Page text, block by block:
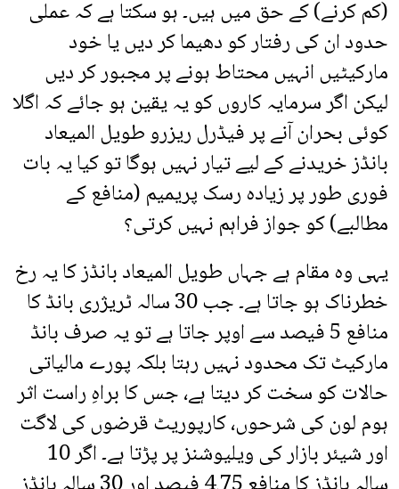
(کم کرنے) کے حق میں ہیں۔ ہو سکتا ہے کہ عملی
حدود ان کی رفتار کو دھیما کر دیں یا خود
مارکیٹیں انہیں محتاط ہونے پر مجبور کر دیں
لیکن اگر سرمایہ کاروں کو یہ یقین ہو جائے کہ اگلا
کوئی بحران آنے پر فیڈرل ریزرو طویل المیعاد
بانڈز خریدنے کے لیے تیار نہیں ہوگا تو کیا یہ بات
فوری طور پر زیادہ رسک پریمیم (منافع کے
مطالبے) کو جواز فراہم نہیں کرتی؟
یہی وہ مقام ہے جہاں طویل المیعاد بانڈز کا یہ رخ
خطرناک ہو جاتا ہے۔ جب 30 سالہ ٹریژری بانڈ کا
منافع 5 فیصد سے اوپر جاتا ہے تو یہ صرف بانڈ
مارکیٹ تک محدود نہیں رہتا بلکہ پورے مالیاتی
حالات کو سخت کر دیتا ہے، جس کا براہِ راست اثر
ہوم لون کی شرحوں، کارپوریٹ قرضوں کی لاگت
اور شیئر بازار کی ویلیوشنز پر پڑتا ہے۔ اگر 10